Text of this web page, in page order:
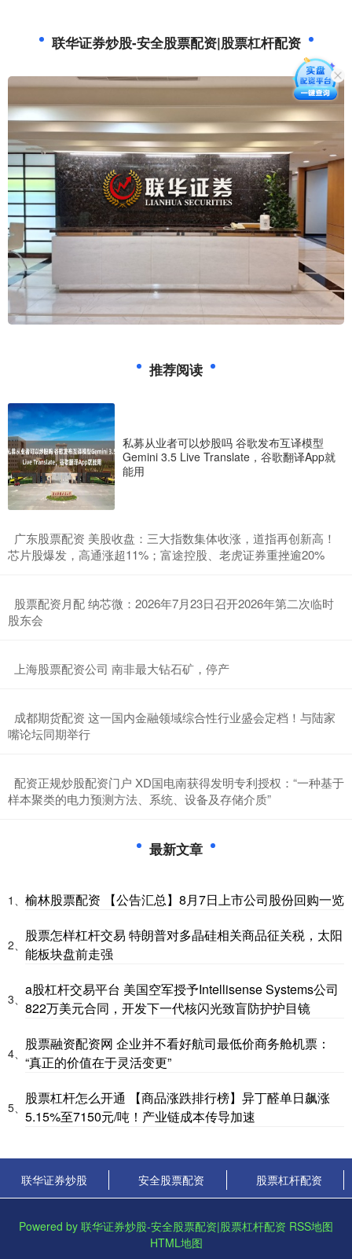
联华证券炒股-安全股票配资|股票杠杆配资
推荐阅读
私募从业者可以炒股吗 谷歌发布互译模型
Gemini 3.5 Live Translate，谷歌翻译App就
能用
​广东股票配资 美股收盘：三大指数集体收涨，道指再创新高！
芯片股爆发，高通涨超11%；富途控股、老虎证券重挫逾20%
​股票配资月配 纳芯微：2026年7月23日召开2026年第二次临时
股东会
​上海股票配资公司 南非最大钻石矿，停产
​成都期货配资 这一国内金融领域综合性行业盛会定档！与陆家
嘴论坛同期举行
​配资正规炒股配资门户 XD国电南获得发明专利授权：“一种基于
样本聚类的电力预测方法、系统、设备及存储介质”
最新文章
1、 榆林股票配资 【公告汇总】8月7日上市公司股份回购一览
2、
股票怎样杠杆交易 特朗普对多晶硅相关商品征关税，太阳
能板块盘前走强
3、
a股杠杆交易平台 美国空军授予Intellisense Systems公司
822万美元合同，开发下一代核闪光致盲防护护目镜
4、
股票融资配资网 企业并不看好航司最低价商务舱机票：
“真正的价值在于灵活变更”
5、
股票杠杆怎么开通 【商品涨跌排行榜】异丁醛单日飙涨
5.15%至7150元/吨！产业链成本传导加速
联华证券炒股 安全股票配资 股票杠杆配资
Powered by 联华证券炒股-安全股票配资|股票杠杆配资 RSS地图
HTML地图